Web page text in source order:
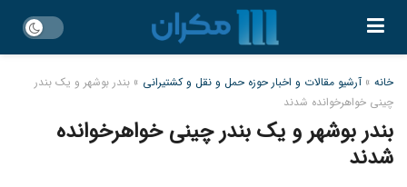
خانه » آرشیو مقالات و اخبار حوزه حمل و نقل و کشتیرانی » بندر بوشهر و یک بندر
چینی خواهرخوانده شدند
بندر بوشهر و یک بندر چینی خواهرخوانده
شدند